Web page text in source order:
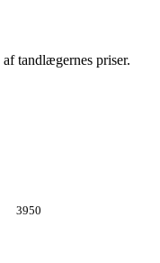
af tandlægernes priser.
3950